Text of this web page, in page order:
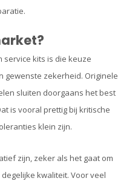
service kits is die keuze
gewenste zekerheid. Originele
sluiten doorgaans het best
is vooral prettig bij kritische
klein zijn.
zijn, zeker als het gaat om
kwaliteit. Voor veel